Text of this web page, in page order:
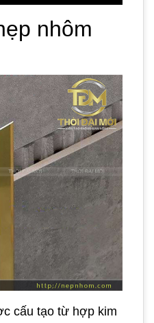
nhôm
cấu tạo từ hợp kim